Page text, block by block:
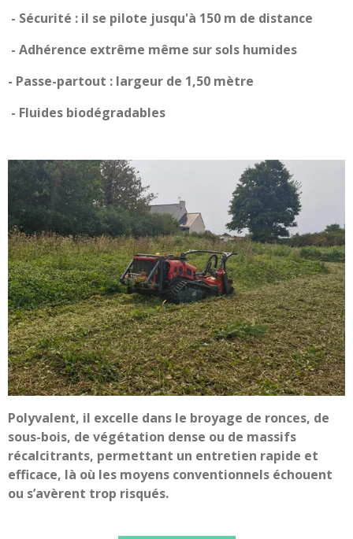
- Sécurité : il se pilote jusqu'à 150 m de distance
- Adhérence extrême même sur sols humides
- Passe-partout : largeur de 1,50 mètre
- Fluides biodégradables
Polyvalent, il excelle dans le broyage de ronces, de
sous-bois, de végétation dense ou de massifs
récalcitrants, permettant un entretien rapide et
efficace, là où les moyens conventionnels échouent
ou s’avèrent trop risqués.